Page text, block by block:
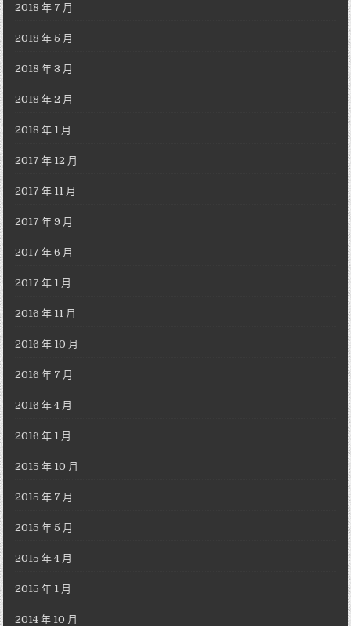
2018 年 7 月
2018 年 5 月
2018 年 3 月
2018 年 2 月
2018 年 1 月
2017 年 12 月
2017 年 11 月
2017 年 9 月
2017 年 6 月
2017 年 1 月
2016 年 11 月
2016 年 10 月
2016 年 7 月
2016 年 4 月
2016 年 1 月
2015 年 10 月
2015 年 7 月
2015 年 5 月
2015 年 4 月
2015 年 1 月
2014 年 10 月